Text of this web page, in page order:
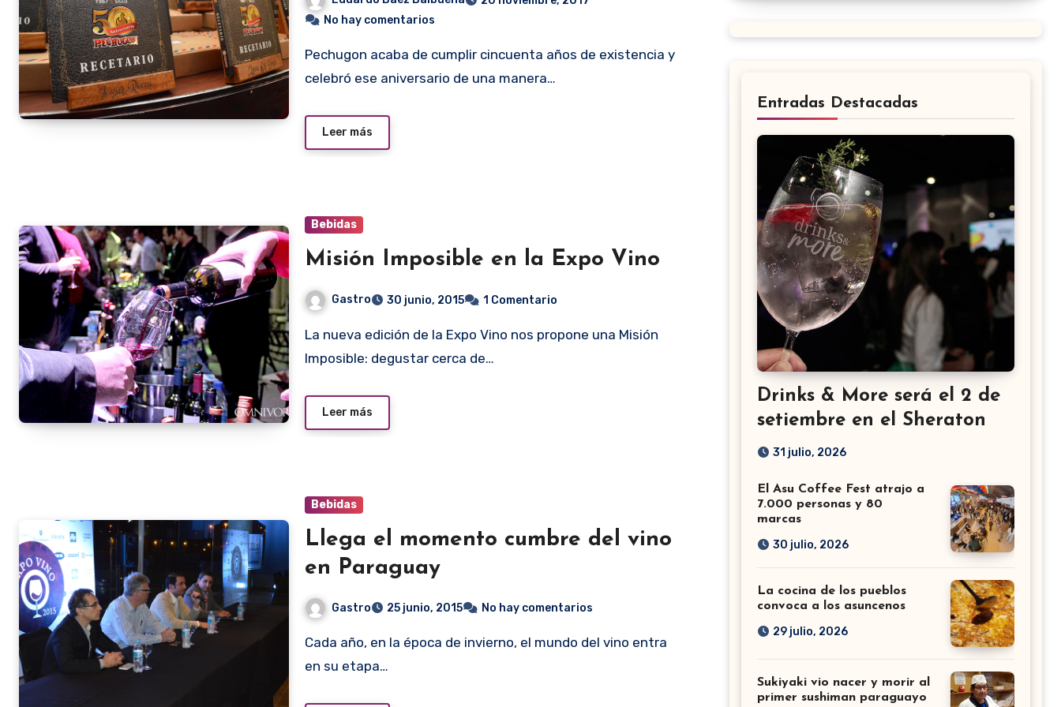
No hay comentarios
Pechugon acaba de cumplir cincuenta años de existencia y
celebró ese aniversario de una manera…
Leer más
Bebidas
Misión Imposible en la Expo Vino
Gastro 30 junio, 2015 1 Comentario
La nueva edición de la Expo Vino nos propone una Misión
Imposible: degustar cerca de…
Leer más
Bebidas
Llega el momento cumbre del vino
en Paraguay
Gastro 25 junio, 2015 No hay comentarios
Cada año, en la época de invierno, el mundo del vino entra
en su etapa…
Entradas Destacadas
Drinks & More será el 2 de
setiembre en el Sheraton
31 julio, 2026
El Asu Coffee Fest atrajo a
7.000 personas y 80
marcas
30 julio, 2026
La cocina de los pueblos
convoca a los asuncenos
29 julio, 2026
Sukiyaki vio nacer y morir al
primer sushiman paraguayo